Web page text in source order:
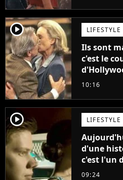
player2 LIFESTYLE
Ils sont
c'est le
avancé
10:16
player2 LIFESTYLE
d'une
c'est l'un
21ème
09:24